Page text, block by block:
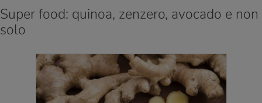
Super food: quinoa, zenzero, avocado e non
solo